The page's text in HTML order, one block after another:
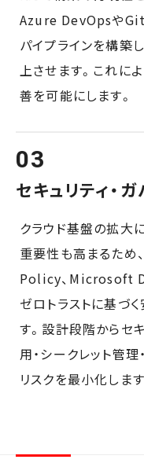
Azure DevOpsや
パイプラインを構築
上させます。これに
善を可能にします。
セキュリティ・
クラウド基盤の拡大
重要性も高まるた
Policy、Microsoft
ゼロトラストに基づ
す。設計段階からセ
用・シークレット管
リスクを最小化します